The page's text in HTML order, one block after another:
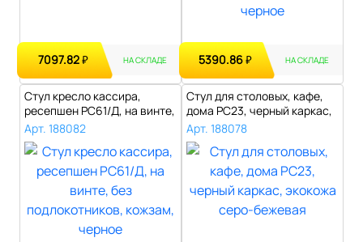
7097.82₽ НА СКЛАДЕ 5390.86₽ НА СКЛАДЕ
Стул кресло кассира,
ресепшен РС61/Д, на винте,
без под..
Арт. 188082
Стул для столовых, кафе,
дома РС23, черный каркас,
экок..
Арт. 188078